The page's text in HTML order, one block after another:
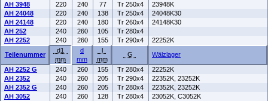
AH 3948
220 240 77 Tr 250x4
23948K
AH 24048
220 240 138 Tr 250x4
24048K30
AH 24148
220 240 180 Tr 260x4
24148K30
AH 252
240 260 105
Tr 280x4
AH 2252
240 260 155 Tr 290x4
22252K
Teilenummer
d1
mm
d
mm
l
mm
G Wälzlager
AH 2252 G 240 260 155 Tr 280x4
22252K
AH 2352
240 260 205 Tr 290x4
22352K, 23252K
AH 2352 G
240 260 205 Tr 280x4
22352K, 23252K
AH 3052
240 260 128 Tr 280x4
23052K, C3052K